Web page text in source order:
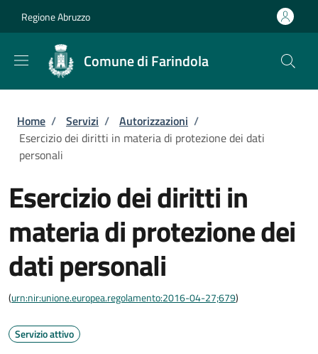
Regione Abruzzo
Comune di Farindola
Briciole di pane
Home / Servizi / Autorizzazioni /
Esercizio dei diritti in materia di protezione dei dati
personali
Esercizio dei diritti in
materia di protezione dei
dati personali
(urn:nir:unione.europea.regolamento:2016-04-27;679)
Servizio attivo